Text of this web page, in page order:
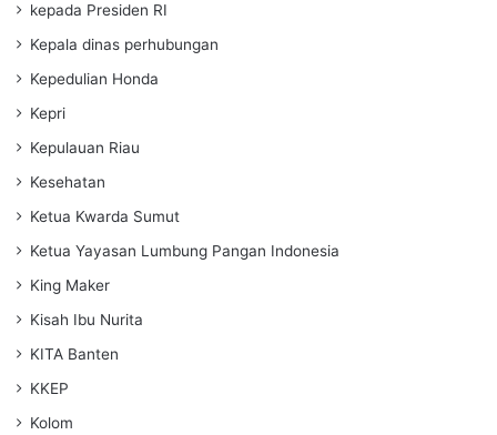
kepada Presiden RI
Kepala dinas perhubungan
Kepedulian Honda
Kepri
Kepulauan Riau
Kesehatan
Ketua Kwarda Sumut
Ketua Yayasan Lumbung Pangan Indonesia
King Maker
Kisah Ibu Nurita
KITA Banten
KKEP
Kolom